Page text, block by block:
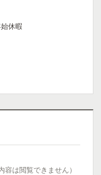
休暇
容は閲覧できません）